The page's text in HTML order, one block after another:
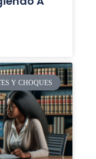
Y CHOQUES